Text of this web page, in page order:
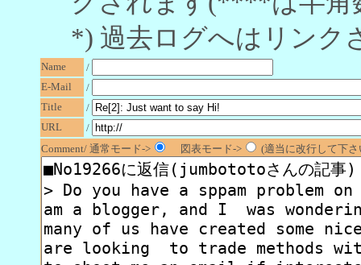
*) 過去ログへはリンク
Name
/
E-Mail
/
Title
/
URL
/
Comment/ 通常モード->
図表モード-> (適当に改行して下